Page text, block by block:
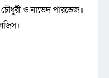
ও নাভেদ পারভেজ।